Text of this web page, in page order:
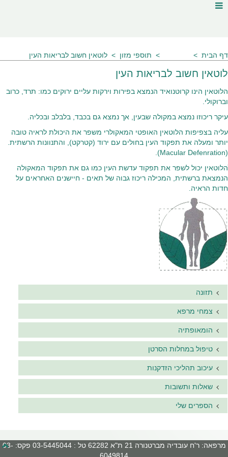
דף הבית תוספי מזון לוטאין חשוב לבריאות העין
לוטאין חשוב לבריאות העין
הלוטאין הינו קרוטנואיד הנמצא בפירות וירקות עליים ירוקים כמו: תרד, כרוב
וברוקולי.
עיקר ריכוזו נמצא במקולה שבעין, אך נמצא גם בכבד, בלבלב ובכליה.
עליה בצפיפות הלוטאין האופטי המאקולרי משפר את היכולת לראיה טובה
יותר ומעלה את תפקוד העין בחולים עם ירוד (קטרקט), והתנוונות הרשתית.
(Macular Defenration).
ׁהלוטאין יכול לשפר את תפקוד עדשת העין כמו גם את תפקוד המאקולה
הנמצאת ברשתית, המכילה ריכוז גבוה של תאים - חיישנים האחראים על
חדות הראיה.
תזונה
צמחי מרפא
הומאופתיה
טיפול במחלות הסרטן
עיכוב תהליכי הזדקנות
שאלות ותשובות
הספרים שלי
מרפאה: ר'ח עובדיה מברטנורה 21 ת"א 62282 טל : 03-5445044 פקס: 03-